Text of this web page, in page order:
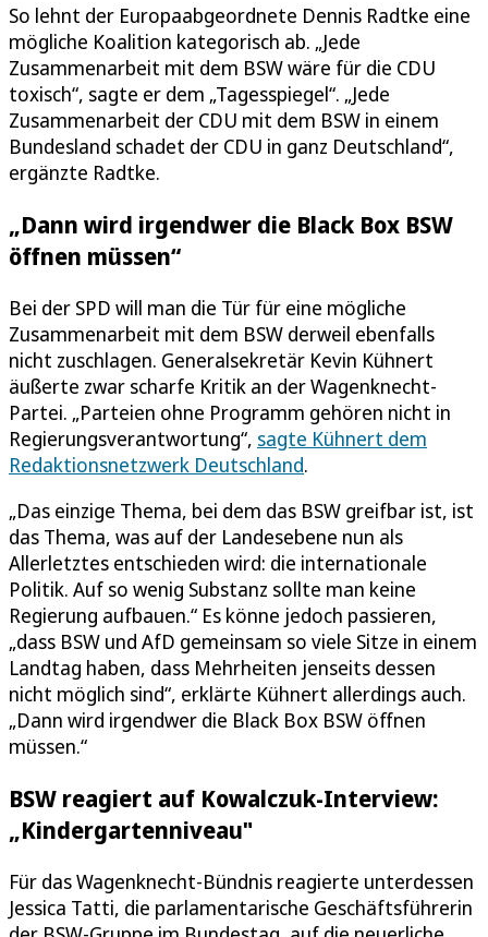
So lehnt der Europaabgeordnete Dennis Radtke eine
mögliche Koalition kategorisch ab. „Jede
Zusammenarbeit mit dem BSW wäre für die CDU
toxisch“, sagte er dem „Tagesspiegel“. „Jede
Zusammenarbeit der CDU mit dem BSW in einem
Bundesland schadet der CDU in ganz Deutschland“,
ergänzte Radtke.
„Dann wird irgendwer die Black Box BSW
öffnen müssen“
Bei der SPD will man die Tür für eine mögliche
Zusammenarbeit mit dem BSW derweil ebenfalls
nicht zuschlagen. Generalsekretär Kevin Kühnert
äußerte zwar scharfe Kritik an der Wagenknecht-
Partei. „Parteien ohne Programm gehören nicht in
Regierungsverantwortung“, sagte Kühnert dem
Redaktionsnetzwerk Deutschland.
„Das einzige Thema, bei dem das BSW greifbar ist, ist
das Thema, was auf der Landesebene nun als
Allerletztes entschieden wird: die internationale
Politik. Auf so wenig Substanz sollte man keine
Regierung aufbauen.“ Es könne jedoch passieren,
„dass BSW und AfD gemeinsam so viele Sitze in einem
Landtag haben, dass Mehrheiten jenseits dessen
nicht möglich sind“, erklärte Kühnert allerdings auch.
„Dann wird irgendwer die Black Box BSW öffnen
müssen.“
BSW reagiert auf Kowalczuk-Interview:
„Kindergartenniveau"
Für das Wagenknecht-Bündnis reagierte unterdessen
Jessica Tatti, die parlamentarische Geschäftsführerin